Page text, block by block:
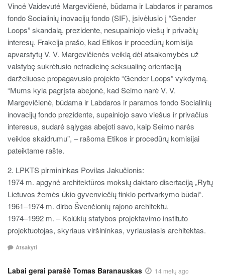
Vincė Vaidevutė Margevičienė, būdama ir Labdaros ir paramos
fondo Socialinių inovacijų fondo (SIF), įsivėlusio į “Gender
Loops” skandalą, prezidente, nesupainiojo viešų ir privačių
interesų. Frakcija prašo, kad Etikos ir procedūrų komisija
apvarstytų V. V. Margevičienės veiklą dėl atsakomybės už
valstybę sukrėtusio netradicinę seksualinę orientaciją
darželiuose propagavusio projekto “Gender Loops” vykdymą.
“Mums kyla pagrįsta abejonė, kad Seimo narė V. V.
Margevičienė, būdama ir Labdaros ir paramos fondo Socialinių
inovacijų fondo prezidente, supainiojo savo viešus ir privačius
interesus, sudarė sąlygas abejoti savo, kaip Seimo narės
veiklos skaidrumu”, – rašoma Etikos ir procedūrų komisijai
pateiktame rašte.
2. LPKTS pirmininkas Povilas Jakučionis:
1974 m. apgynė architektūros mokslų daktaro disertaciją „Rytų
Lietuvos žemės ūkio gyvenviečių tinklo pertvarkymo būdai“.
1961–1974 m. dirbo Švenčionių rajono architektu.
1974–1992 m. – Kolūkių statybos projektavimo instituto
projektuotojas, skyriaus viršininkas, vyriausiasis architektas.
Atsakyti
Labai gerai parašė Tomas Baranauskas 14 metų ago